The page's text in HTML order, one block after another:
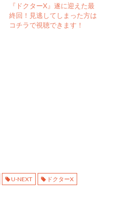
『ドクターX』遂に迎えた最
終回！見逃してしまった方は
コチラで視聴できます！
U-NEXT ドクターX